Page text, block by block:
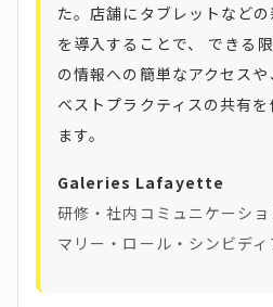
た。店舗にタブレットなど
を導入することで、 できる
の情報への簡単なアクセス
ベストプラクティスの共有
ます。
Galeries Lafayette
研修・社内コミュニケーシ
マリー・ロール・シンビディ